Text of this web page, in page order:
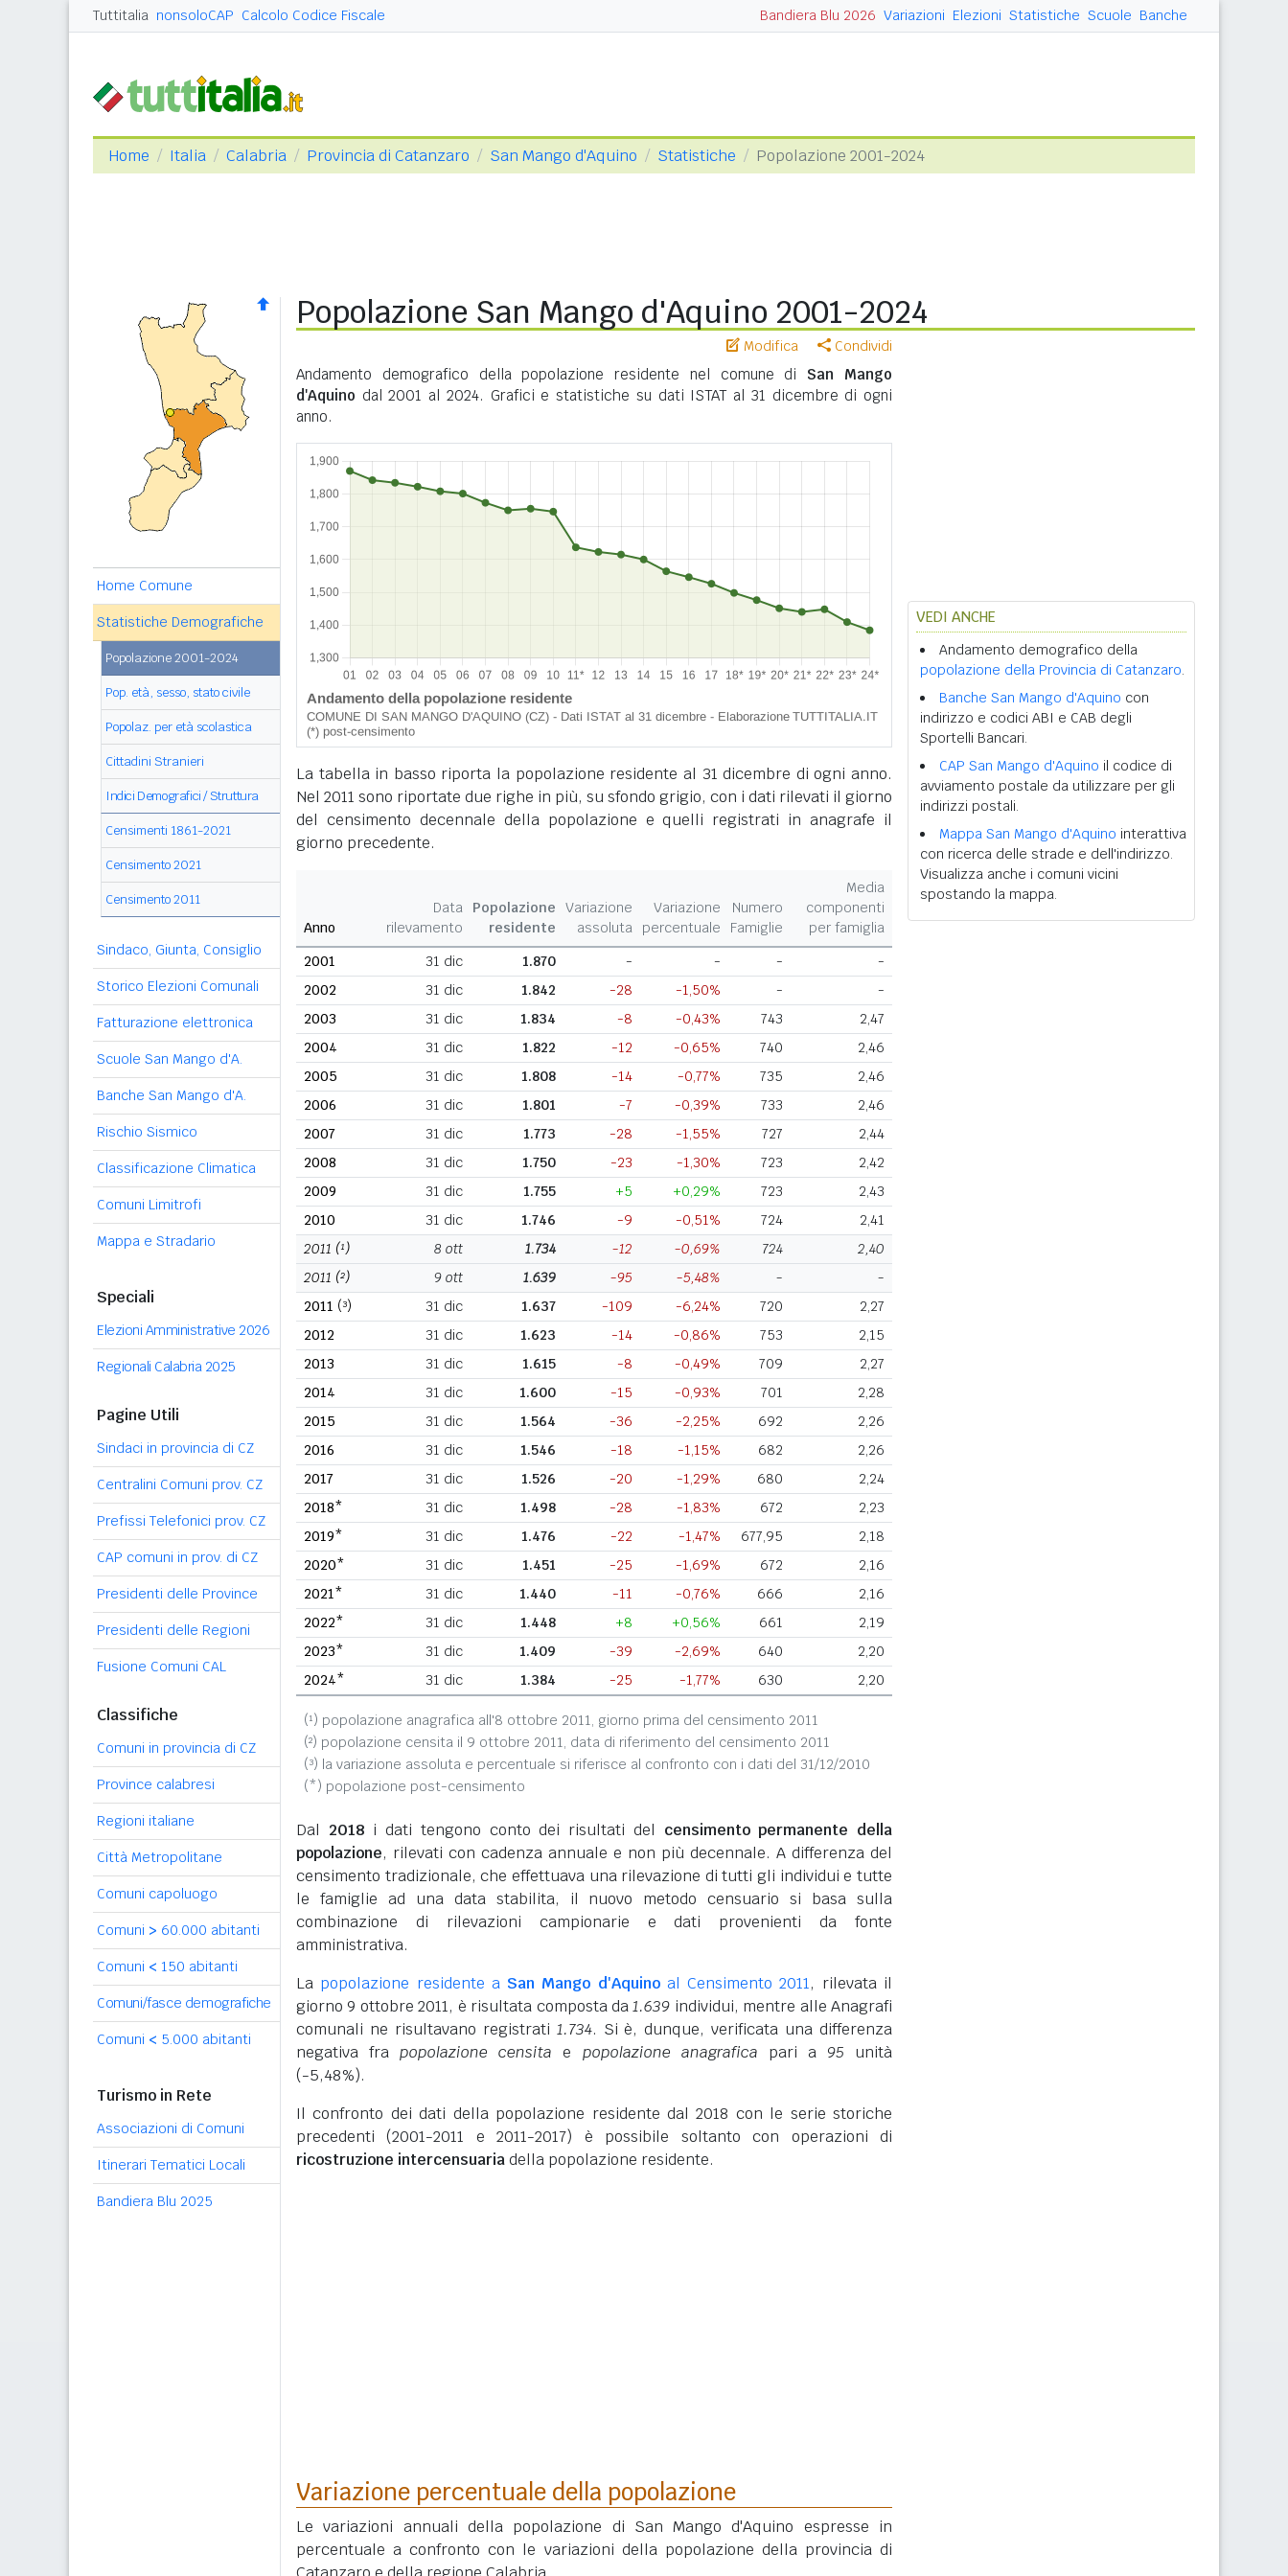
Tuttitalia nonsoloCAP Calcolo Codice Fiscale Bandiera Blu 2026 Variazioni Elezioni Statistiche Scuole Banche
Home Italia Calabria Provincia di Catanzaro San Mango d'Aquino Statistiche Popolazione 2001-2024
Home Comune
Statistiche Demografiche
Popolazione 2001-2024
Pop. età, sesso, stato civile
Popolaz. per età scolastica
Cittadini Stranieri
Indici Demografici / Struttura
Censimenti 1861-2021
Censimento 2021
Censimento 2011
Sindaco, Giunta, Consiglio
Storico Elezioni Comunali
Fatturazione elettronica
Scuole San Mango d'A.
Banche San Mango d'A.
Rischio Sismico
Classificazione Climatica
Comuni Limitrofi
Mappa e Stradario
Speciali
Elezioni Amministrative 2026
Regionali Calabria 2025
Pagine Utili
Sindaci in provincia di CZ
Centralini Comuni prov. CZ
Prefissi Telefonici prov. CZ
CAP comuni in prov. di CZ
Presidenti delle Province
Presidenti delle Regioni
Fusione Comuni CAL
Classifiche
Comuni in provincia di CZ
Province calabresi
Regioni italiane
Città Metropolitane
Comuni capoluogo
Comuni > 60.000 abitanti
Comuni < 150 abitanti
Comuni/fasce demografiche
Comuni < 5.000 abitanti
Turismo in Rete
Associazioni di Comuni
Itinerari Tematici Locali
Bandiera Blu 2025
Popolazione San Mango d'Aquino 2001-2024
Modifica Condividi
Andamento demografico della popolazione residente nel comune di San Mango
d'Aquino dal 2001 al 2024. Grafici e statistiche su dati ISTAT al 31 dicembre di ogni
anno.
La tabella in basso riporta la popolazione residente al 31 dicembre di ogni anno.
Nel 2011 sono riportate due righe in più, su sfondo grigio, con i dati rilevati il giorno
del censimento decennale della popolazione e quelli registrati in anagrafe il
giorno precedente.
Anno
Data
rilevamento
Popolazione
residente
Variazione
assoluta
Variazione
percentuale
Numero
Famiglie
Media
componenti
per famiglia
2001
31 dic 1.870 - - -
-
2002
31 dic 1.842 -28 -1,50% -
-
2003
31 dic 1.834 -8 -0,43% 743
2,47
2004
31 dic 1.822 -12 -0,65% 740
2,46
2005
31 dic 1.808 -14 -0,77% 735
2,46
2006
31 dic 1.801 -7 -0,39% 733
2,46
2007
31 dic 1.773 -28 -1,55% 727
2,44
2008
31 dic 1.750 -23 -1,30% 723
2,42
2009
31 dic 1.755 +5 +0,29% 723
2,43
2010
31 dic 1.746 -9 -0,51% 724
2,41
2011 (¹) 8 ott 1.734 -12 -0,69% 724
2,40
2011 (²) 9 ott 1.639 -95 -5,48% -
-
2011 (³) 31 dic 1.637 -109 -6,24% 720
2,27
2012
31 dic 1.623 -14 -0,86% 753
2,15
2013
31 dic 1.615 -8 -0,49% 709
2,27
2014
31 dic 1.600 -15 -0,93% 701
2,28
2015
31 dic 1.564 -36 -2,25% 692
2,26
2016
31 dic 1.546 -18 -1,15% 682
2,26
2017
31 dic 1.526 -20 -1,29% 680
2,24
2018*
31 dic 1.498 -28 -1,83% 672
2,23
2019*
31 dic 1.476 -22 -1,47% 677,95
2,18
2020*
31 dic 1.451 -25 -1,69% 672
2,16
2021*
31 dic 1.440 -11 -0,76% 666
2,16
2022*
31 dic 1.448 +8 +0,56% 661
2,19
2023*
31 dic 1.409 -39 -2,69% 640
2,20
2024*
31 dic 1.384 -25 -1,77% 630 2,20
(¹) popolazione anagrafica all'8 ottobre 2011, giorno prima del censimento 2011
(²) popolazione censita il 9 ottobre 2011, data di riferimento del censimento 2011
(³) la variazione assoluta e percentuale si riferisce al confronto con i dati del 31/12/2010
(*) popolazione post-censimento
Dal 2018 i dati tengono conto dei risultati del censimento permanente della
popolazione, rilevati con cadenza annuale e non più decennale. A differenza del
censimento tradizionale, che effettuava una rilevazione di tutti gli individui e tutte
le famiglie ad una data stabilita, il nuovo metodo censuario si basa sulla
combinazione di rilevazioni campionarie e dati provenienti da fonte
amministrativa.
La popolazione residente a San Mango d'Aquinoal Censimento 2011, rilevata il
giorno 9 ottobre 2011, è risultata composta da1.639 individui, mentre alle Anagrafi
comunali ne risultavano registrati 1.734. Si è, dunque, verificata una differenza
negativa frapopolazione censita e popolazione anagrafica pari a 95 unità
(-5,48%).
Il confronto dei dati della popolazione residente dal 2018 con le serie storiche
precedenti (2001-2011 e 2011-2017) è possibile soltanto con operazioni di
ricostruzione intercensuariadella popolazione residente.
Variazione percentuale della popolazione
Le variazioni annuali della popolazione di San Mango d'Aquino espresse in
percentuale a confronto con le variazioni della popolazione della provincia di
VEDI ANCHE
Andamento demografico della
popolazione della Provincia di Catanzaro.
Banche San Mango d'Aquino con
indirizzo e codici ABI e CAB degli
Sportelli Bancari.
CAP San Mango d'Aquino il codice di
avviamento postale da utilizzare per gli
indirizzi postali.
Mappa San Mango d'Aquino interattiva
con ricerca delle strade e dell'indirizzo.
Visualizza anche i comuni vicini
spostando la mappa.